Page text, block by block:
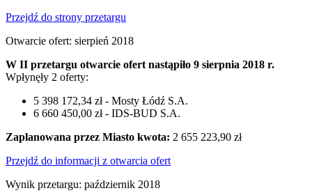
Przejdź do strony przetargu
Otwarcie ofert: sierpień 2018
W II przetargu otwarcie ofert nastąpiło 9 sierpnia 2018 r.
Wpłynęły 2 oferty:
5 398 172,34 zł - Mosty Łódź S.A.
6 660 450,00 zł - IDS-BUD S.A.
Zaplanowana przez Miasto kwota: 2 655 223,90 zł
Przejdź do informacji z otwarcia ofert
Wynik przetargu: październik 2018